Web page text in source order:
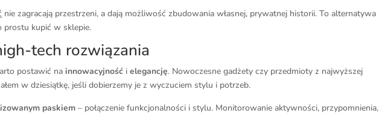
nie zagracają przestrzeni, a dają możliwość zbudowania własnej, prywatnej historii. To alternatywa
prostu kupić w sklepie.
tech rozwiązania
postawić nainnowacyjność ielegancję. Nowoczesne gadżety czy przedmioty z najwyższej
w dziesiątkę, jeśli dobierzemy je z wyczuciem stylu i potrzeb.
paskiem – połączenie funkcjonalności i stylu. Monitorowanie aktywności, przypomnienia,